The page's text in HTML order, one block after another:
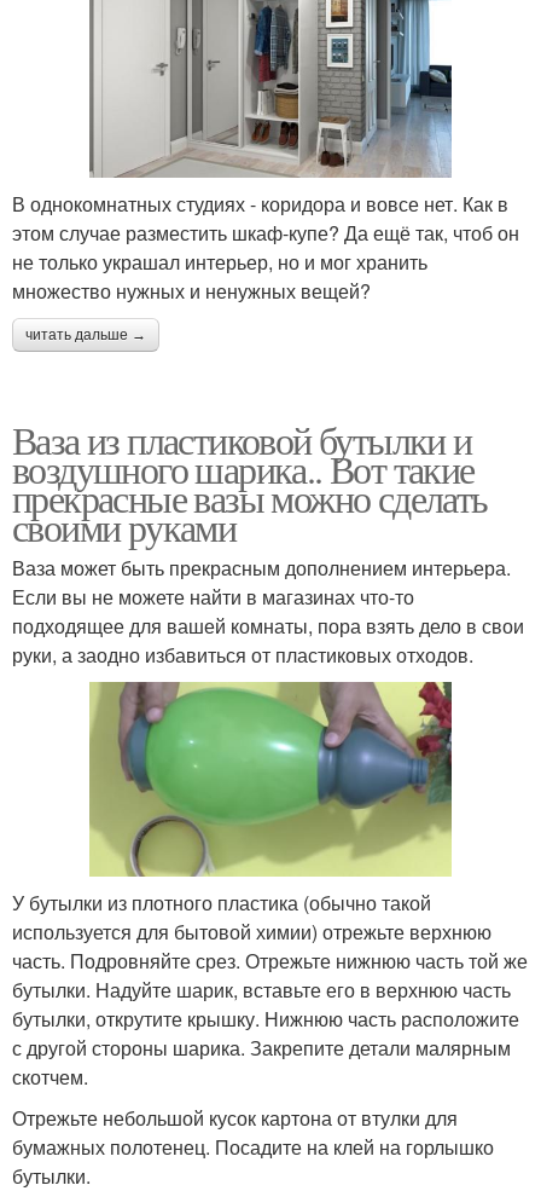
В однокомнатных студиях - коридора и вовсе нет. Как в
этом случае разместить шкаф-купе? Да ещё так, чтоб он
не только украшал интерьер, но и мог хранить
множество нужных и ненужных вещей?
читать дальше →
Ваза из пластиковой бутылки и
воздушного шарика.. Вот такие
прекрасные вазы можно сделать
своими руками
Ваза может быть прекрасным дополнением интерьера.
Если вы не можете найти в магазинах что-то
подходящее для вашей комнаты, пора взять дело в свои
руки, а заодно избавиться от пластиковых отходов.
У бутылки из плотного пластика (обычно такой
используется для бытовой химии) отрежьте верхнюю
часть. Подровняйте срез. Отрежьте нижнюю часть той же
бутылки. Надуйте шарик, вставьте его в верхнюю часть
бутылки, открутите крышку. Нижнюю часть расположите
с другой стороны шарика. Закрепите детали малярным
скотчем.
Отрежьте небольшой кусок картона от втулки для
бумажных полотенец. Посадите на клей на горлышко
бутылки.